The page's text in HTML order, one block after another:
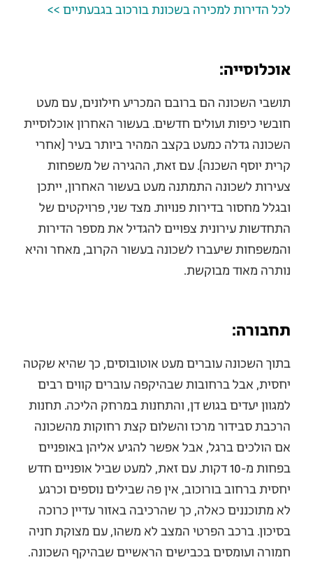
לכל הדירות למכירה בשכונת בורכוב בגבעתיים >>
אוכלוסייה:
תושבי השכונה הם ברובם המכריע חילונים, עם מעט
חובשי כיפות ועולים חדשים. בעשור האחרון אוכלוסיית
השכונה גדלה כמעט בקצב המהיר ביותר בעיר (אחרי
קרית יוסף השכנה). עם זאת, ההגירה של משפחות
צעירות לשכונה התמתנה מעט בעשור האחרון, ייתכן
ובגלל מחסור בדירות פנויות. מצד שני, פרויקטים של
התחדשות עירונית צפויים להגדיל את מספר הדירות
והמשפחות שיעברו לשכונה בעשור הקרוב, מאחר והיא
נותרה מאוד מבוקשת.
תחבורה:
בתוך השכונה עוברים מעט אוטובוסים, כך שהיא שקטה
יחסית, אבל ברחובות שבהיקפה עוברים קווים רבים
למגוון יעדים בגוש דן, והתחנות במרחק הליכה. תחנות
הרכבת סבידור מרכז והשלום קצת רחוקות מהשכונה
אם הולכים ברגל, אבל אפשר להגיע אליהן באופניים
בפחות מ-10 דקות. עם זאת, למעט שביל אופניים חדש
יחסית ברחוב בורוכוב, אין פה שבילים נוספים וכרגע
לא מתוכננים כאלה, כך שהרכיבה באזור עדיין כרוכה
בסיכון. ברכב הפרטי המצב לא משהו, עם מצוקת חניה
חמורה ועומסים בכבישים הראשיים שבהיקף השכונה.